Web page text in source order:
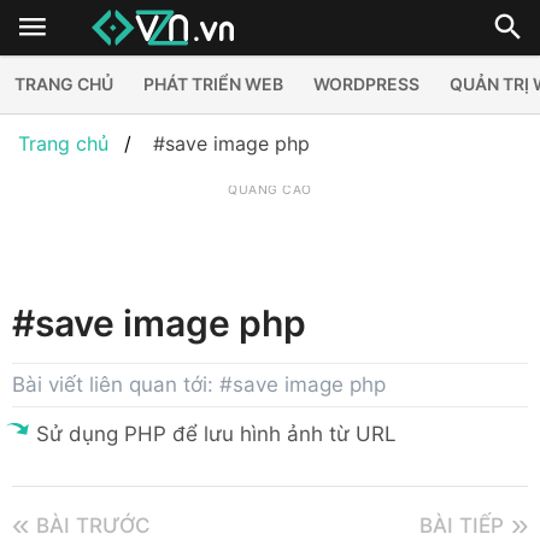
TRANG CHỦ PHÁT TRIỂN WEB WORDPRESS QUẢN TRỊ
Trang chủ #save image php
QUẢNG CÁO
#save image php
Bài viết liên quan tới: #save image php
Sử dụng PHP để lưu hình ảnh từ URL
BÀI TRƯỚC BÀI TIẾP